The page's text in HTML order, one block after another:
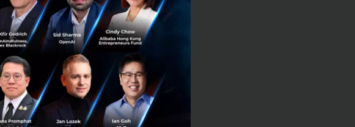
to support
ลตฟอร์ม